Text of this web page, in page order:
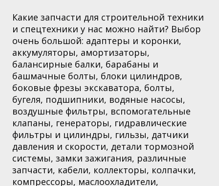
Какие запчасти для строительной техники
и спецтехники у нас можно найти? Выбор
очень большой: адаптеры и коронки,
аккумуляторы, амортизаторы,
балансирные балки, барабаны и
башмачные болты, блоки цилиндров,
боковые фрезы экскаватора, болты,
бугеля, подшипники, водяные насосы,
воздушные фильтры, вспомогательные
клапаны, генераторы, гидравлические
фильтры и цилиндры, гильзы, датчики
давления и скорости, детали тормозной
системы, замки зажигания, различные
запчасти, кабели, коллекторы, колпачки,
компрессоры, маслоохладители,